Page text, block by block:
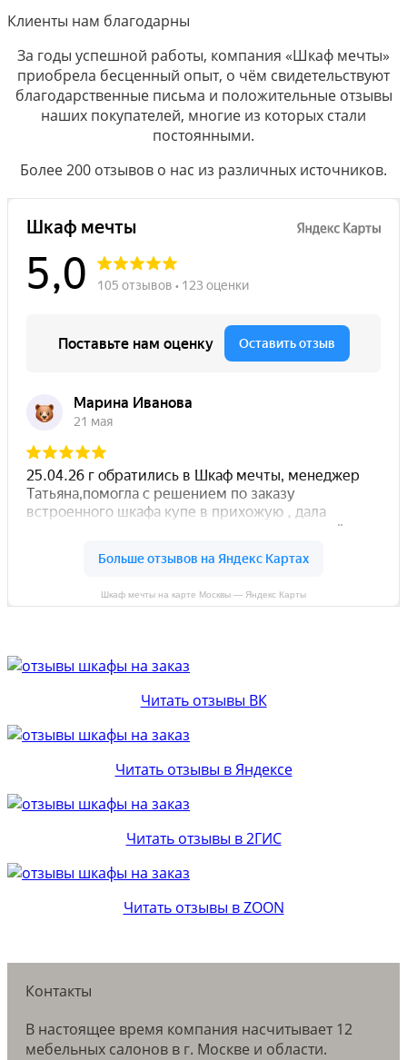
Клиенты нам благодарны
За годы успешной работы, компания «Шкаф мечты»
приобрела бесценный опыт, о чём свидетельствуют
благодарственные письма и положительные отзывы
наших покупателей, многие из которых стали
постоянными.
Более 200 отзывов о нас из различных источников.
Шкаф мечты на карте Москвы — Яндекс Карты
Читать отзывы ВК
Читать отзывы в Яндексе
Читать отзывы в 2ГИС
Читать отзывы в ZOON
Контакты
В настоящее время компания насчитывает 12
мебельных салонов в г. Москве и области.